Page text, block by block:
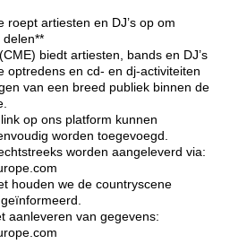
roept artiesten en DJ’s op om
biedt artiesten, bands en DJ’s
optredens en cd- en dj-activiteiten
van een breed publiek binnen de
op ons platform kunnen
worden toegevoegd.
worden aangeleverd via:
houden we de countryscene
aanleveren van gegevens: